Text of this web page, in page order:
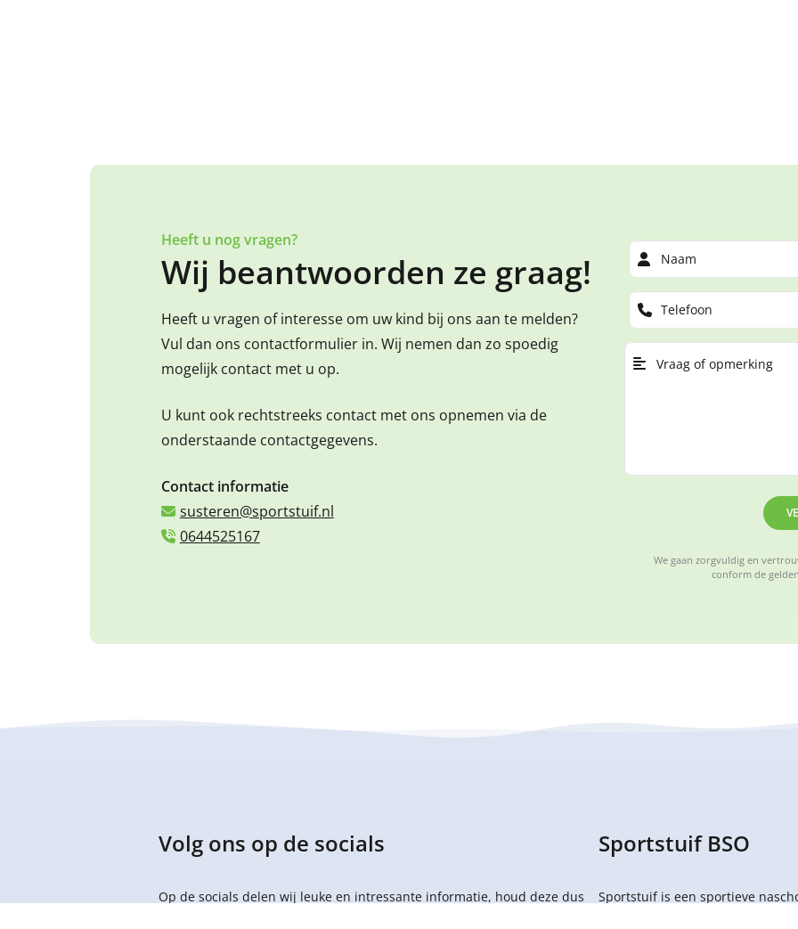
Heeft u nog vragen?
Wij beantwoorden ze graag!
Heeft u vragen of interesse om uw kind bij ons aan te melden?
Vul dan ons contactformulier in. Wij nemen dan zo spoedig
mogelijk contact met u op.
U kunt ook rechtstreeks contact met ons opnemen via de
onderstaande contactgegevens.
Contact informatie
susteren@sportstuif.nl
0644525167
We gaan zorgvuldig en
conform de
Volg ons op de socials
Op de socials delen wij leuke en intressante informatie, houd deze dus
Sportstuif BSO
Sportstuif is een sportieve